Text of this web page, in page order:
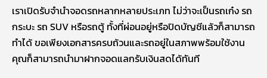
เราเปิดรับจำนำจอดรถหลากหลายประเภท ไม่ว่าจะเป็นรถเก๋ง รถ
กระบะ รถ SUV หรือรถตู้ ทั้งที่ผ่อนอยู่หรือปิดบัญชีแล้วก็สามารถ
ทำได้ ขอเพียงเอกสารครบถ้วนและรถอยู่ในสภาพพร้อมใช้งาน
คุณก็สามารถนำมาฝากจอดแลกรับเงินสดได้ทันที